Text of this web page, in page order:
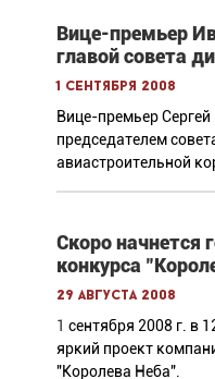
Вице-премьер
главой совета
1 сентября 2008
Вице-премьер
председателем
авиастроительной
Скоро начнется
конкурса
29 августа 2008
1 сентября 2008 г. в
яркий проект
"Королева Неба".